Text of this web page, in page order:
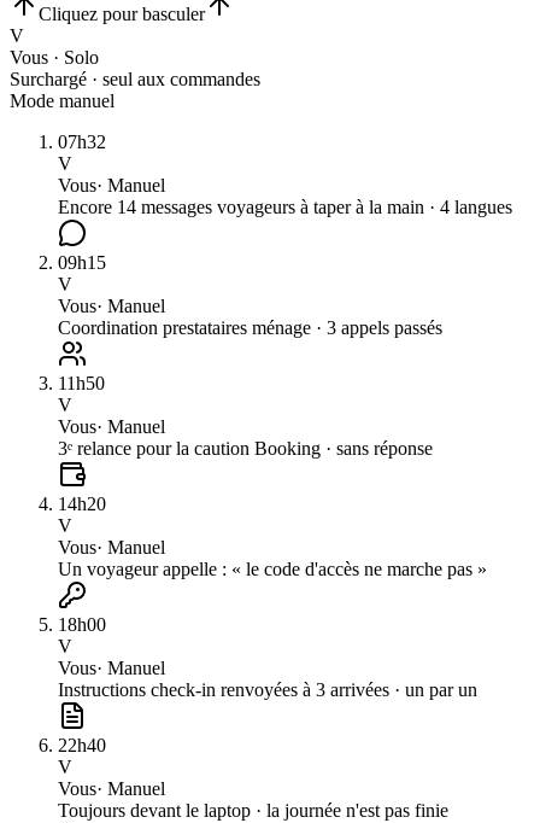
Cliquez pour basculer
V
Vous · Solo
Surchargé · seul aux commandes
Mode manuel
07h32
V
Vous· Manuel
Encore 14 messages voyageurs à taper à la main · 4 langues
09h15
V
Vous· Manuel
Coordination prestataires ménage · 3 appels passés
11h50
V
Vous· Manuel
3ᵉ relance pour la caution Booking · sans réponse
14h20
V
Vous· Manuel
Un voyageur appelle : « le code d'accès ne marche pas »
18h00
V
Vous· Manuel
Instructions check-in renvoyées à 3 arrivées · un par un
22h40
V
Vous· Manuel
Toujours devant le laptop · la journée n'est pas finie